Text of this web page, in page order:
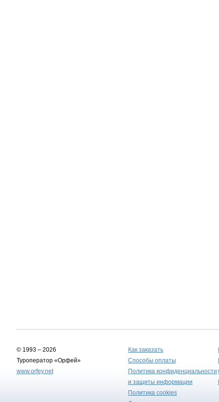
© 1993 – 2026
Туроператор «Орфей»
www.orfey.net
Как заказать
Способы оплаты
Политика конфиденциальности
и защиты информации
Политика cookies